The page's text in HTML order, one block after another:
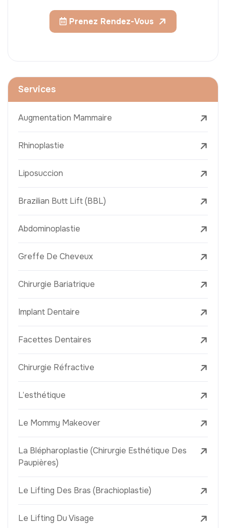
Prenez Rendez-Vous
Services
Augmentation Mammaire
Rhinoplastie
Liposuccion
Brazilian Butt Lift (BBL)
Abdominoplastie
Greffe De Cheveux
Chirurgie Bariatrique
Implant Dentaire
Facettes Dentaires
Chirurgie Réfractive
L’esthétique
Le Mommy Makeover
La Blépharoplastie (Chirurgie Esthétique Des
Paupières)
Le Lifting Des Bras (Brachioplastie)
Le Lifting Du Visage